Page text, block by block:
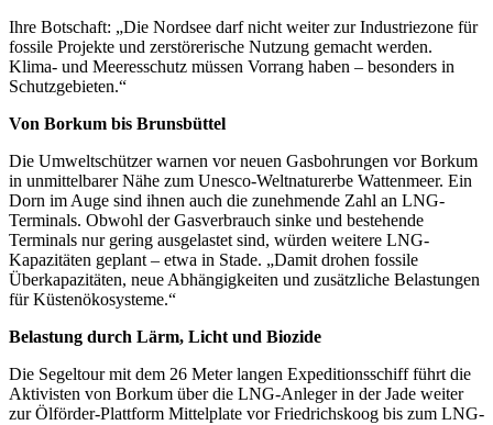
Ihre Botschaft: „Die Nordsee darf nicht weiter zur Industriezone für
fossile Projekte und zerstörerische Nutzung gemacht werden.
Klima- und Meeresschutz müssen Vorrang haben – besonders in
Schutzgebieten.“
Von Borkum bis Brunsbüttel
Die Umweltschützer warnen vor neuen Gasbohrungen vor Borkum
in unmittelbarer Nähe zum Unesco-Weltnaturerbe Wattenmeer. Ein
Dorn im Auge sind ihnen auch die zunehmende Zahl an LNG-
Terminals. Obwohl der Gasverbrauch sinke und bestehende
Terminals nur gering ausgelastet sind, würden weitere LNG-
Kapazitäten geplant – etwa in Stade. „Damit drohen fossile
Überkapazitäten, neue Abhängigkeiten und zusätzliche Belastungen
für Küstenökosysteme.“
Belastung durch Lärm, Licht und Biozide
Die Segeltour mit dem 26 Meter langen Expeditionsschiff führt die
Aktivisten von Borkum über die LNG-Anleger in der Jade weiter
zur Ölförder-Plattform Mittelplate vor Friedrichskoog bis zum LNG-